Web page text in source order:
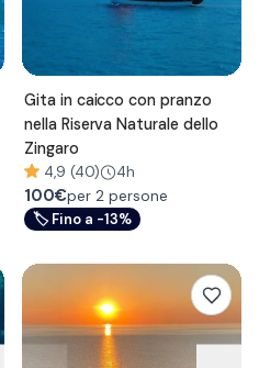
Gita in caicco con pranzo
nella Riserva Naturale dello
Zingaro
4,9 (40) 4h
100€per 2 persone
🏷 Fino a -13%